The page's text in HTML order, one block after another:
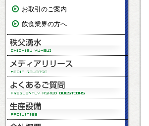
お取引のご案内
飲食業界の方へ